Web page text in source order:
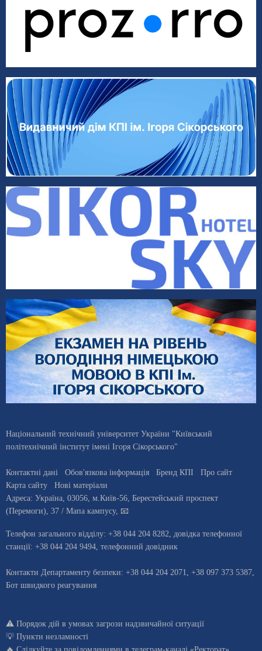
Національний технічний університет України "Київський
політехнічний інститут імені Ігоря Сікорського"
Контактні дані Обов'язкова інформація Бренд КПІ
Про сайт
Карта сайту
Нові матеріали
Адреса: Україна, 03056, м.Київ-56, Берестейський проспект
(Перемоги), 37 / Мапа кампусу, 📧
Телефон загального відділу: +38 044 204 8282, довiдка телефонної
станцiї: +38 044 204 9494, телефонний довідник
Контакти Департаменту безпеки: +38 044 204 2071, +38 097 373 5387,
Бот швидкого реагування
⚠️ Порядок дій в умовах загрози надзвичайної ситуації
💡 Пункти незламності